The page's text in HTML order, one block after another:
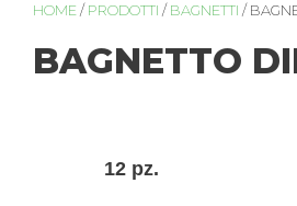
HOME / PRODOTTI / BAGNETTI /
BAGNETTO
12 pz.